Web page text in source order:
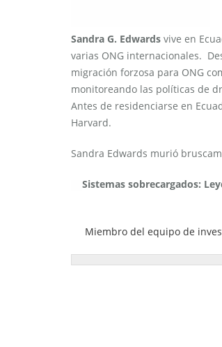
Sandra G. Edwards vive en
varias ONG internacionales.
migración forzosa para ONG
monitoreando las políticas de
Antes de residenciarse en
Harvard.
Sandra Edwards murió
Sistemas sobrecargados:
Miembro del equipo de